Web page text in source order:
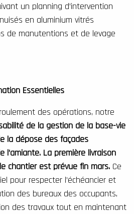
un planning d’intervention
en aluminium vitrés
de manutentions et de levage
Essentielles
des opérations, notre
de la gestion de la base-vie
la dépose des façades
La première livraison
chantier est prévue fin mars. Ce
pour respecter l’échéancier et
des bureaux des occupants,
des travaux tout en maintenant